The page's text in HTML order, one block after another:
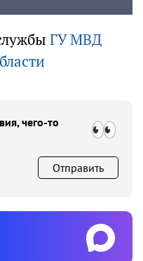
ГУ МВД
чего-то
Отправить